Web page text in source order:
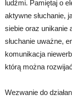
ludźmi. Pamiętaj o
aktywne słuchanie,
siebie oraz unikanie
słuchanie uważne,
komunikacja
którą można
Wezwanie do